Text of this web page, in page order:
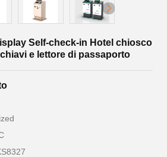
Self-check-in Hotel chiosco
e lettore di passaporto